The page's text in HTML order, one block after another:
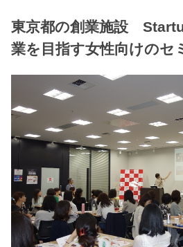
東京都の創業施設
業を目指す女性向けのセ